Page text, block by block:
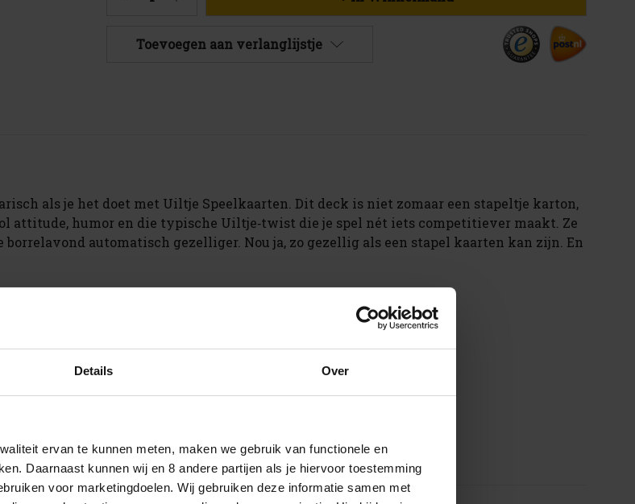
Details Over
ervan te kunnen meten, maken we gebruik van functionele en
Daarnaast kunnen wij en 8 andere partijen als je hiervoor toestemming
voor marketingdoelen. Wij gebruiken deze informatie samen met
Uiltje
SpeelkaartenSpeelkaarten
Toevoegen aan verlanglijstje
als je het doet met Uiltje Speelkaarten. Dit deck is niet zomaar een stapeltje karton,
attitude, humor en die typische Uiltje‑twist die je spel nét iets competitiever maakt. Ze
automatisch gezelliger. Nou ja, zo gezellig als een stapel kaarten kan zijn. En